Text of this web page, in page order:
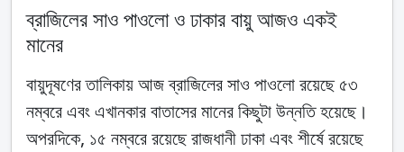
ব্রাজিলের সাও পাওলো ও ঢাকার বায়ু আজও একই
মানের
বায়ুদূষণের তালিকায় আজ ব্রাজিলের সাও পাওলো রয়েছে ৫৩
নম্বরে এবং এখানকার বাতাসের মানের কিছুটা উন্নতি হয়েছে।
অপরদিকে, ১৫ নম্বরে রয়েছে রাজধানী ঢাকা এবং শীর্ষে রয়েছে